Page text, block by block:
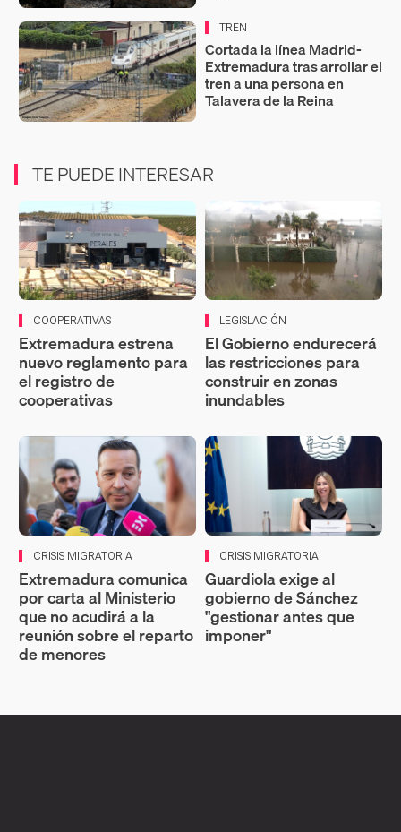
TREN
Cortada la línea Madrid-
Extremadura tras arrollar el
tren a una persona en
Talavera de la Reina
TE PUEDE INTERESAR
COOPERATIVAS
Extremadura estrena
nuevo reglamento para
el registro de
cooperativas
LEGISLACIÓN
El Gobierno endurecerá
las restricciones para
construir en zonas
inundables
CRISIS MIGRATORIA
Extremadura comunica
por carta al Ministerio
que no acudirá a la
reunión sobre el reparto
de menores
CRISIS MIGRATORIA
Guardiola exige al
gobierno de Sánchez
"gestionar antes que
imponer"